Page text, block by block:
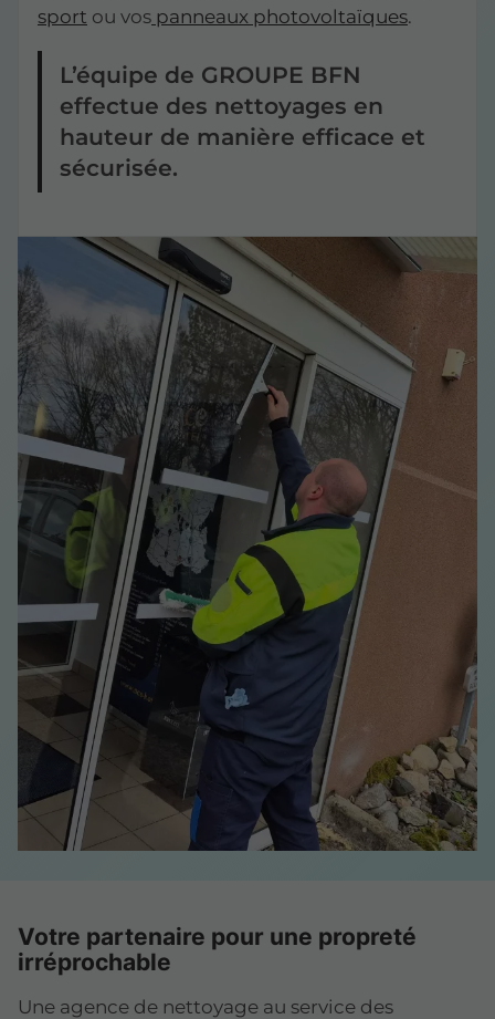
sport ou vos panneaux photovoltaïques.
L’équipe de GROUPE BFN
effectue des nettoyages en
hauteur de manière efficace et
sécurisée.
Votre partenaire pour une propreté
irréprochable
Une agence de nettoyage au service des